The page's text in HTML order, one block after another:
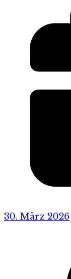
30. März 2026